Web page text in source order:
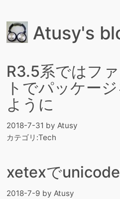
Atusy's
R3.5系ではフ
トでパッケー
ように
2018-7-31 by Atusy
カテゴリ:Tech
xetexで
2018-7-9 by Atusy